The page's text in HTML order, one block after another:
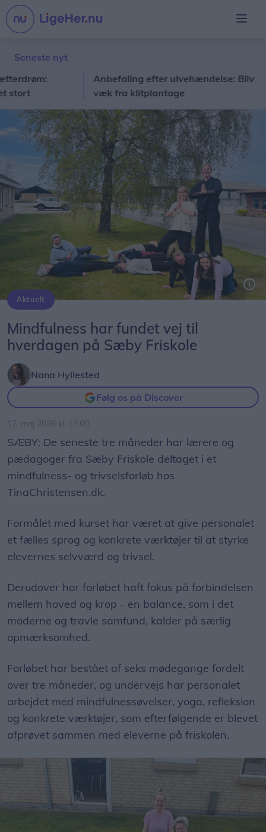
Seneste nyt
Anbefaling efter ulvehændelse: Bliv
væk fra klitplantage
Aktuelt
Mindfulness har fundet vej til
hverdagen på Sæby Friskole
Nana Hyllested
Følg os på Discover
17. maj 2026 kl. 17.00
SÆBY: De seneste tre måneder har lærere og
pædagoger fra Sæby Friskole deltaget i et
mindfulness- og trivselsforløb hos
TinaChristensen.dk.
Formålet med kurset har været at give personalet
et fælles sprog og konkrete værktøjer til at styrke
elevernes selvværd og trivsel.
Derudover har forløbet haft fokus på forbindelsen
mellem hoved og krop - en balance, som i det
moderne og travle samfund, kalder på særlig
opmærksomhed.
Forløbet har bestået af seks mødegange fordelt
over tre måneder, og undervejs har personalet
arbejdet med mindfulnessøvelser, yoga, refleksion
og konkrete værktøjer, som efterfølgende er blevet
afprøvet sammen med eleverne på friskolen.